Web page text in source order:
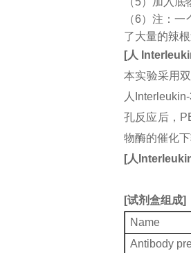
（6）注：
了大量的辣
[人
本实验采用
人
孔反应后，
物酶的催化
[人
[试剂盒组成]
Name
Antibody